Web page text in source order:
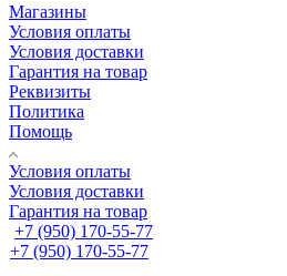
Магазины
Условия оплаты
Условия доставки
Гарантия на товар
Реквизиты
Политика
Помощь
Условия оплаты
Условия доставки
Гарантия на товар
+7 (950) 170-55-77
+7 (950) 170-55-77